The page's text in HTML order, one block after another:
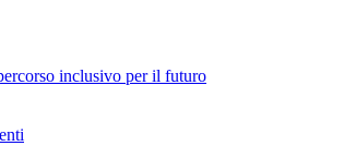
inclusivo per il futuro